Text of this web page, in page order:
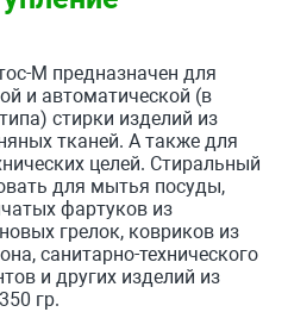
М предназначен для
и автоматической (в
стирки изделий из
тканей. А также для
целей. Стиральный
для мытья посуды,
фартуков из
грелок, ковриков из
санитарно-технического
и других изделий из
гр.